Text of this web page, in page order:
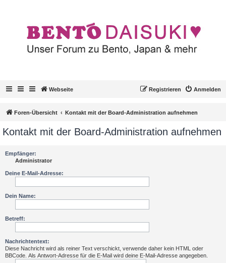
Webseite Anmelden
Registrieren
Foren-Übersicht Kontakt mit der Board-Administration aufnehmen
Kontakt mit der Board-Administration aufnehmen
Empfänger:
Administrator
Deine E-Mail-Adresse:
Dein Name:
Betreff:
Nachrichtentext:
Diese Nachricht wird als reiner Text verschickt, verwende daher kein HTML oder
BBCode. Als Antwort-Adresse für die E-Mail wird deine E-Mail-Adresse angegeben.